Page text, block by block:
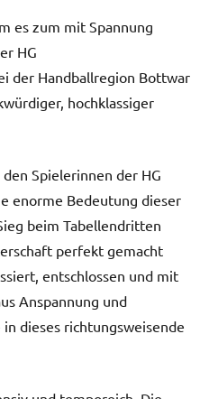
es zum mit Spannung
HG
der Handballregion Bottwar
hochklassiger
Spielerinnen der HG
enorme Bedeutung dieser
beim Tabellendritten
perfekt gemacht
entschlossen und mit
Anspannung und
dieses richtungsweisende